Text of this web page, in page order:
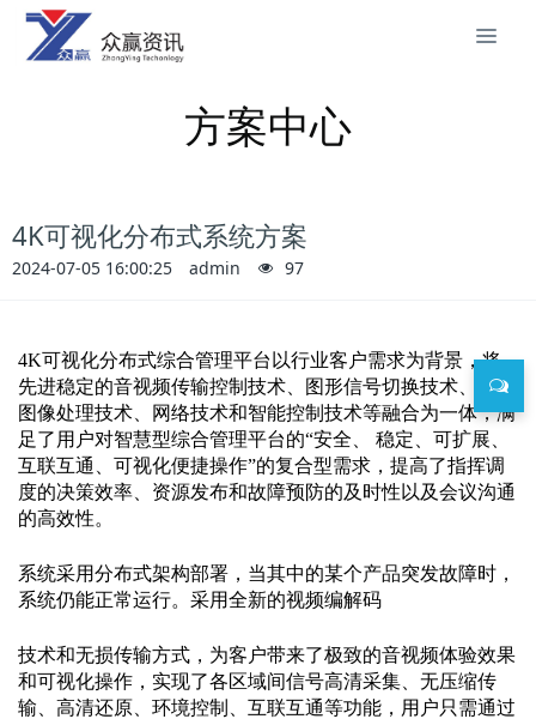
方案中心
4K可视化分布式系统方案
2024-07-05 16:00:25 admin 97
4K可视化分布式综合管理平台以行业客户需求为背景，将
先进稳定的音视频传输控制技术、图形信号切换技术、多屏
图像处理技术、网络技术和智能控制技术等融合为一体，满
足了用户对智慧型综合管理平台的“安全、 稳定、可扩展、
互联互通、可视化便捷操作”的复合型需求，提高了指挥调
度的决策效率、资源发布和故障预防的及时性以及会议沟通
的高效性。
系统采用分布式架构部署，当其中的某个产品突发故障时，
系统仍能正常运行。采用全新的视频编解码
技术和无损传输方式，为客户带来了极致的音视频体验效果
和可视化操作，实现了各区域间信号高清采集、无压缩传
输、高清还原、环境控制、互联互通等功能，用户只需通过